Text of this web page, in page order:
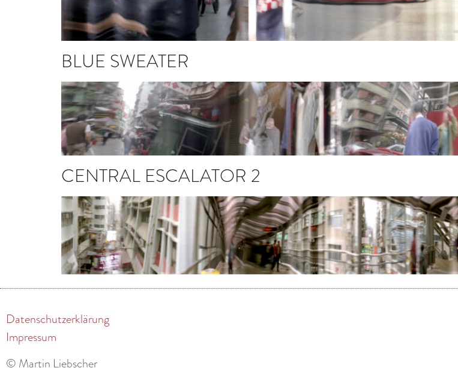
BLUE SWEATER
CENTRAL ESCALATOR 2
Datenschutzerklärung
Impressum
© Martin Liebscher